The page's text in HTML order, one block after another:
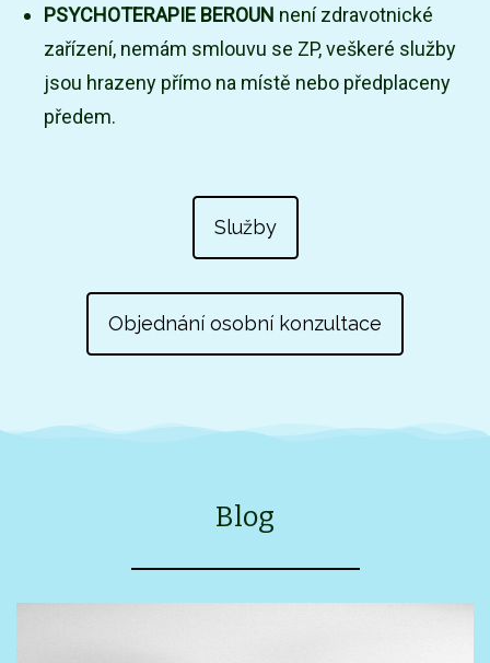
PSYCHOTERAPIE BEROUN není zdravotnické
zařízení, nemám smlouvu se ZP, veškeré služby
jsou hrazeny přímo na místě nebo předplaceny
předem.
Služby
Objednání osobní konzultace
Blog